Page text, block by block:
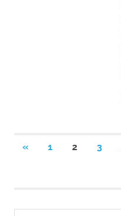
Posts
«PREVIOUS
1 2 3